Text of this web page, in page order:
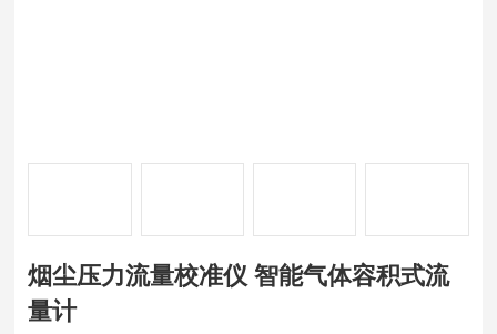
烟尘压力流量校准仪 智能气体容积式流
量计